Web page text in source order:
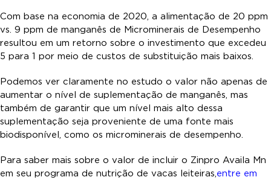
Com base na economia de 2020, a alimentação de 20 ppm
vs. 9 ppm de manganês de Microminerais de Desempenho
resultou em um retorno sobre o investimento que excedeu
5 para 1 por meio de custos de substituição mais baixos.
Podemos ver claramente no estudo o valor não apenas de
aumentar o nível de suplementação de manganês, mas
também de garantir que um nível mais alto dessa
suplementação seja proveniente de uma fonte mais
biodisponível, como os microminerais de desempenho.
Para saber mais sobre o valor de incluir o Zinpro Availa Mn
em seu programa de nutrição de vacas leiteiras,entre em